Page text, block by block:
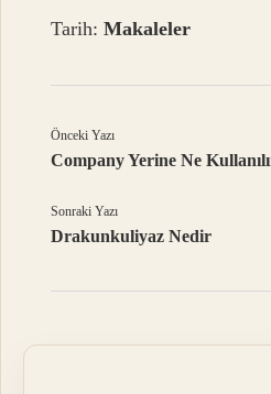
Tarih:Makaleler
Önceki Yazı
Company Yerine Ne
Sonraki Yazı
Drakunkuliyaz Nedir